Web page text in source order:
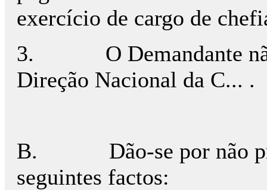
exercício de cargo de
3.
O Demandante
Direção Nacional da C... .
B.
Dão-se por não
seguintes factos: